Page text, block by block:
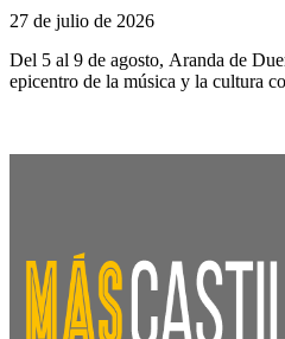
27 de julio de 2026
Del 5 al 9 de agosto, Aranda de
epicentro de la música y la cultura